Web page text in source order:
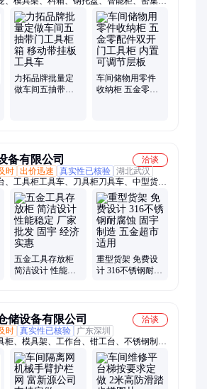
工具柜、实验台、堆垛架、智能物料柜、登
笼、钢平台、铁托盘、重型货架、智能工具
配架、文件柜、更衣柜、流水线工作台
力拓品牌批量定
做车间五抽带门
车间储物用零件
收纳柜 五金零配
备有限公司
洽谈
时 出价迅速 真实性已核验 湖北武汉
、工具柜工具车、刀具柜刀具车、中型货
钢货架、不锈钢柜子、塑料托盘、铁屑车、
车、车间隔断、不锈钢推车、不锈钢工作
防爆柜、悬臂货架、模具货架
五金工具存放柜
简洁设计 性能稳
重型货架 免费设
计 316不锈钢耐腐
储设备有限公司
洽谈
时 真实性已核验
广东深圳
柜、模具架、工作台、钳工台、不锈钢制
柜、工具车、刀具车、仓库货架、刀具架、
件柜、手推车、模具吊架、物料架